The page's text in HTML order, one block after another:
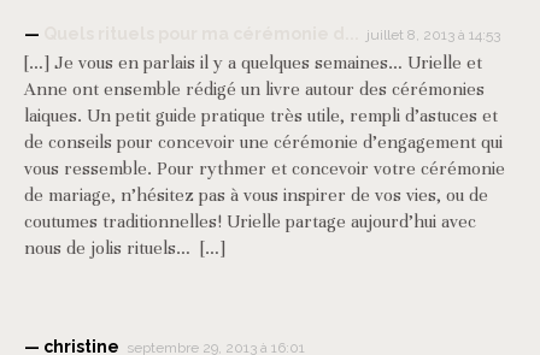
juillet 8, 2013 à 14:53
[…] Je vous en parlais il y a quelques semaines… Urielle et
Anne ont ensemble rédigé un livre autour des cérémonies
laiques. Un petit guide pratique très utile, rempli d’astuces et
de conseils pour concevoir une cérémonie d’engagement qui
vous ressemble. Pour rythmer et concevoir votre cérémonie
de mariage, n’hésitez pas à vous inspirer de vos vies, ou de
coutumes traditionnelles! Urielle partage aujourd’hui avec
nous de jolis rituels… […]
christine septembre 29, 2013 à 16:01